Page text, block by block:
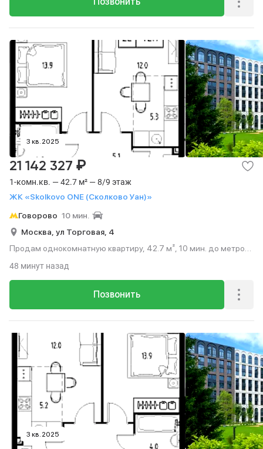
3 кв. 2025
1-комн.кв. — 42.7 м² — 8/9 этаж
ЖК «Skolkovo ONE (Сколково Уан)»
21 142 327 ₽
Говорово 10 мин.
Москва, ул Торговая, 4
Продам однокомнатную квартиру, 42.7 м², 10 мин. до метро
Позвонить
48 минут назад
3 кв. 2025